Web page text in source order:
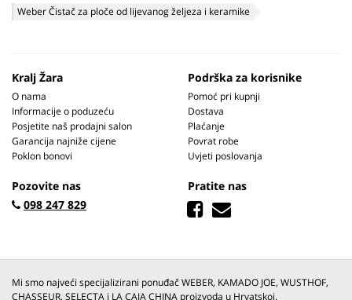
Weber Čistač za ploče od lijevanog željeza i keramike
Kralj Žara
O nama
Informacije o poduzeću
Posjetite naš prodajni salon
Garancija najniže cijene
Poklon bonovi
Podrška za korisnike
Pomoć pri kupnji
Dostava
Plaćanje
Povrat robe
Uvjeti poslovanja
Pozovite nas
098 247 829
Pratite nas
Mi smo najveći specijalizirani ponuđač WEBER, KAMADO JOE, WUSTHOF,
CHASSEUR, SELECTA i LA CAJA CHINA proizvoda u Hrvatskoj.